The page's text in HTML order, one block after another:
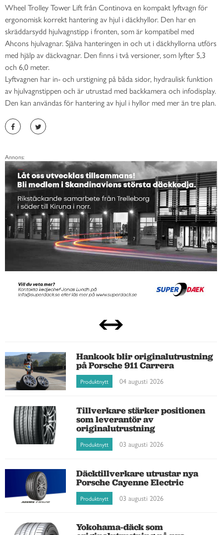
Wheel Trolley Tower Lift från Continova en kompakt lyftvagn för
ergonomisk korrekt hantering av hjul i däckhyllor. Den har en
skräddarsydd hjulvagnstipp i fronten, som är kompatibel med
Ahcons hjulvagnar. Själva hanteringen in och ut i däckhyllorna utförs
med hjälp av däckvagnar. Den finns i två versioner, som lyfter 5,3
och 6,0 meter.
Lyftvagnen har in- och urstigning på båda sidor, hydraulisk funktion
av hjulvagnstippen och är utrustad med backkamera och infodisplay.
Den kan användas för hantering av hjul i hyllor med mer än tre plan.
Annons:
Hankook blir originalutrustning
på Porsche 911 Carrera
Produktnytt 04 augusti 2026
Tillverkare stärker positionen
som leverantör av
originalutrustning
Produktnytt 03 augusti 2026
Däcktillverkare utrustar nya
Porsche Cayenne Electric
Produktnytt 03 augusti 2026
Yokohama-däck som